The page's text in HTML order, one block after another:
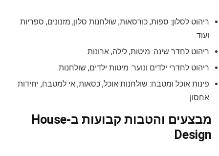
ריהוט לסלון: ספות, כורסאות, שולחנות סלון, מזנונים, ספריות
ועוד.
ריהוט לחדר שינה: מיטות, לילה, ארונות.
ריהוט לחדרי ילדים ונוער: מיטות ילדים, שולחנות.
פינות אוכל ומטבח: שולחנות אוכל, כסאות, אי למטבח, יחידות
אחסון.
מבצעים והטבות קבועות ב-House
Design